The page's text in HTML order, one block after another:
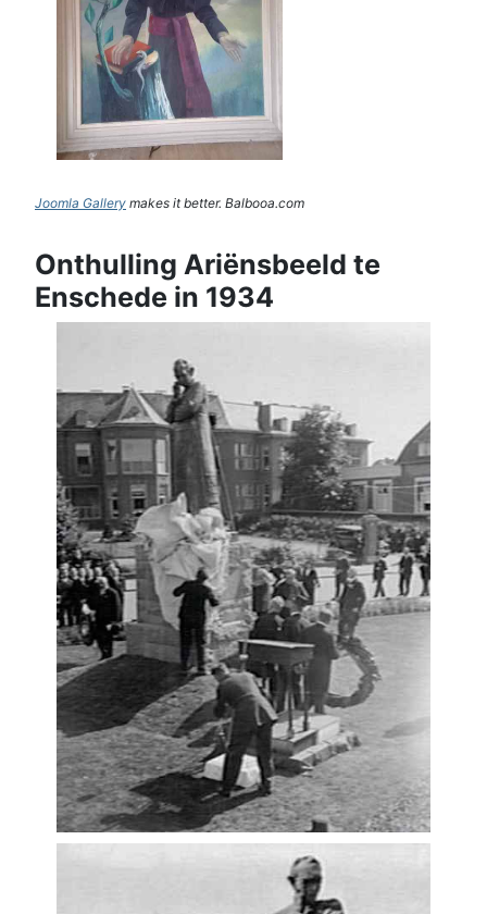
Joomla Gallery makes it better. Balbooa.com
Onthulling Ariënsbeeld te
Enschede in 1934